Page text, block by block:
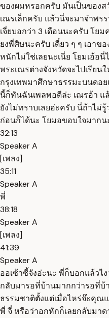
ของผมหรอกครับ มันเป็นของ
เณรเล็กครับ แล้วนี่จะมาจำพ
เจี่ยบอกว่า 3 เดือนนะครับ โย
ยงพี่ศิษนะครับ เดี๋ยว ๆ ๆ เอาข
หนักไม่ใช่เลยนะเนี่ย โยมเอ้อ
พระเณรต่างจังหวัดจะไปเรียน
กรุงเทพมาศึกษาธรรมะบนดอ
นี้ก็ทันฉันเพลพอดีล่ะ เณรอ้า แ
ยังไม่ทราบเลยอ่ะครับ นี่ถ้าไม่
ก่อนก็ได้นะ โยมอขอบใจมากน
32:13
Speaker A
[เพลง]
35:11
Speaker A
พี่
38:18
Speaker A
[เพลง]
41:39
Speaker A
ออเซ้าซี้จังอ่ะนะ พี่ก็บอกแล้วไ
กลับมารอที่บ้านมากกว่ารอที่บ้
ธรรมชาติตั้งแต่เมื่อไหร่จ๊ะคุณ
พี่ จี๋ หรือว่าอกหักก็เลยกลับมา